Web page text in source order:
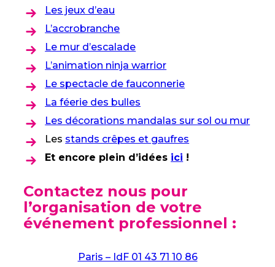
Les jeux d’eau
L’accrobranche
Le mur d’escalade
L’animation ninja warrior
Le spectacle de fauconnerie
La féerie des bulles
Les décorations mandalas sur sol ou mur
Les stands crêpes et gaufres
Et encore plein d’idées ici !
Contactez nous pour
l’organisation de votre
événement professionnel :
Paris – IdF 01 43 71 10 86